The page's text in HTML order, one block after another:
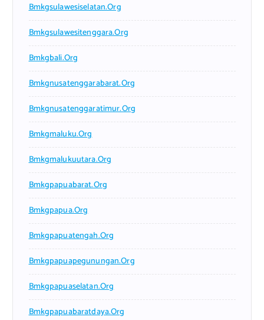
Bmkgsulawesiselatan.org
Bmkgsulawesitenggara.org
Bmkgbali.org
Bmkgnusatenggarabarat.org
Bmkgnusatenggaratimur.org
Bmkgmaluku.org
Bmkgmalukuutara.org
Bmkgpapuabarat.org
Bmkgpapua.org
Bmkgpapuatengah.org
Bmkgpapuapegunungan.org
Bmkgpapuaselatan.org
Bmkgpapuabaratdaya.org